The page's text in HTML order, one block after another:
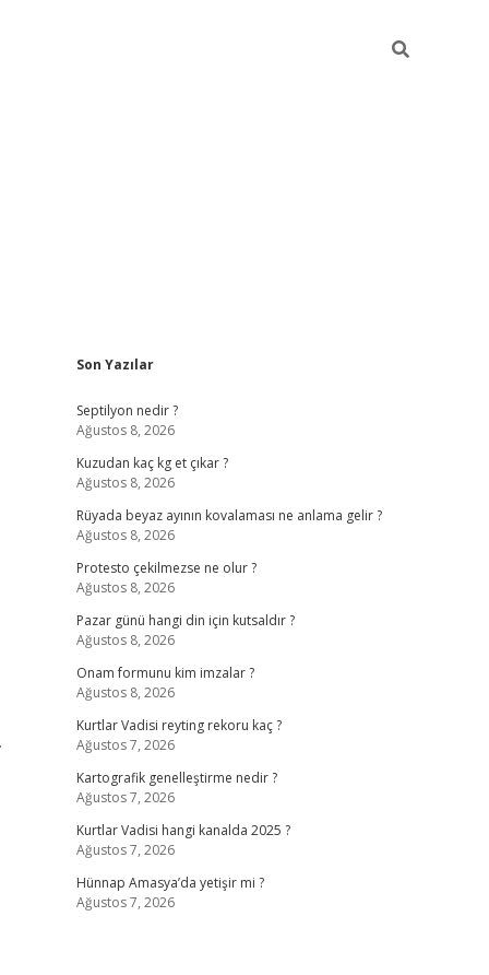
Sidebar
Son Yazılar
Septilyon nedir ?
Ağustos 8, 2026
Kuzudan kaç kg et çıkar ?
Ağustos 8, 2026
Rüyada beyaz ayının kovalaması ne anlama gelir ?
Ağustos 8, 2026
Protesto çekilmezse ne olur ?
Ağustos 8, 2026
Pazar günü hangi din için kutsaldır ?
Ağustos 8, 2026
Onam formunu kim imzalar ?
Ağustos 8, 2026
Kurtlar Vadisi reyting rekoru kaç ?
Ağustos 7, 2026
Kartografik genelleştirme nedir ?
Ağustos 7, 2026
Kurtlar Vadisi hangi kanalda 2025 ?
Ağustos 7, 2026
Hünnap Amasya’da yetişir mi ?
Ağustos 7, 2026